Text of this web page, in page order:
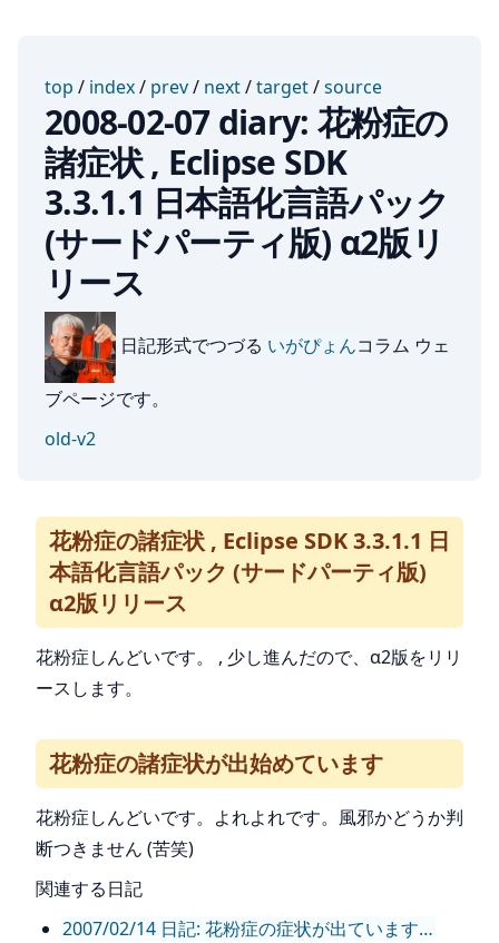
top / index/ prev/ next/target/source
2008-02-07 diary: 花粉症の
諸症状 , Eclipse SDK
3.3.1.1 日本語化言語パック
(サードパーティ版) α2版リ
リース
日記形式でつづる いがぴょんコラム ウェ
ブページです。
old-v2
花粉症の諸症状 , Eclipse SDK 3.3.1.1 日
本語化言語パック (サードパーティ版)
α2版リリース
花粉症しんどいです。 , 少し進んだので、α2版をリリ
ースします。
花粉症の諸症状が出始めています
花粉症しんどいです。よれよれです。風邪かどうか判
断つきません (苦笑)
関連する日記
2007/02/14 日記: 花粉症の症状が出ています…